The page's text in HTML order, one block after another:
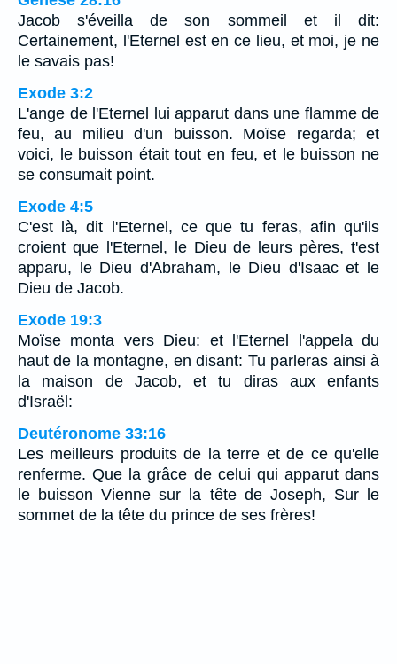
Jacob s'éveilla de son sommeil et il dit:
Certainement, l'Eternel est en ce lieu, et moi, je ne
le savais pas!
Exode 3:2
L'ange de l'Eternel lui apparut dans une flamme de
feu, au milieu d'un buisson. Moïse regarda; et
voici, le buisson était tout en feu, et le buisson ne
se consumait point.
Exode 4:5
C'est là, dit l'Eternel, ce que tu feras, afin qu'ils
croient que l'Eternel, le Dieu de leurs pères, t'est
apparu, le Dieu d'Abraham, le Dieu d'Isaac et le
Dieu de Jacob.
Exode 19:3
Moïse monta vers Dieu: et l'Eternel l'appela du
haut de la montagne, en disant: Tu parleras ainsi à
la maison de Jacob, et tu diras aux enfants
d'Israël:
Deutéronome 33:16
Les meilleurs produits de la terre et de ce qu'elle
renferme. Que la grâce de celui qui apparut dans
le buisson Vienne sur la tête de Joseph, Sur le
sommet de la tête du prince de ses frères!